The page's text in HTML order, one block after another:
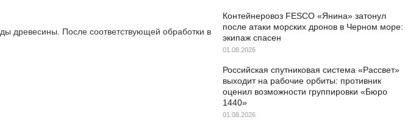
древесины. После соответствующей обработки в
Контейнеровоз FESCO «Янина» затонул
после атаки морских дронов в Черном море:
экипаж спасен
01.08.2026
Российская спутниковая система «Рассвет»
выходит на рабочие орбиты: противник
оценил возможности группировки «Бюро
1440»
01.08.2026